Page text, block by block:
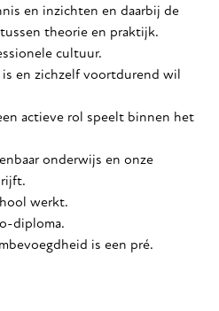
en inzichten en daarbij de
theorie en praktijk.
cultuur.
en zichzelf voortdurend wil
actieve rol speelt binnen het
onderwijs en onze
werkt.
diploma.
is een pré.